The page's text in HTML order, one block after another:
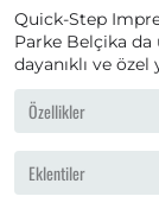
Quick-Step
Parke Belçika
dayanıklı ve
Özellikler
Eklentiler